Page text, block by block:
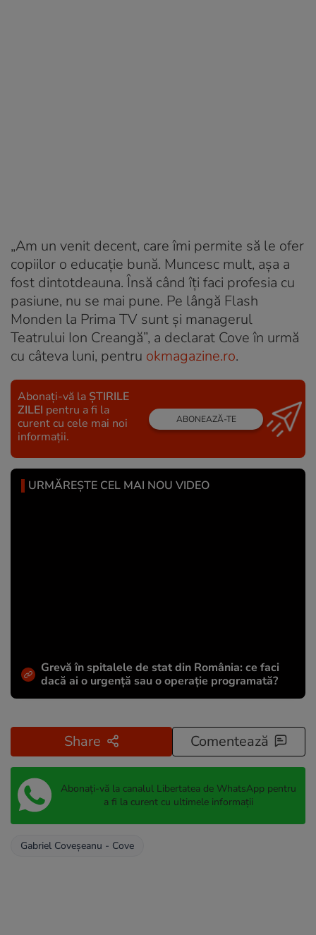
„Am un venit decent, care îmi permite să le ofer
copiilor o educaţie bună. Muncesc mult, aşa a
fost dintotdeauna. Însă când îţi faci profesia cu
pasiune, nu se mai pune. Pe lângă Flash
Monden la Prima TV sunt şi managerul
Teatrului Ion Creangă”, a declarat Cove în urmă
cu câteva luni, pentru okmagazine.ro.
Abonați-vă la ȘTIRILE
ZILEI pentru a fi la
curent cu cele mai noi
informații.
ABONEAZĂ-TE
URMĂREȘTE CEL MAI NOU VIDEO
Grevă în spitalele de stat din România: ce faci
dacă ai o urgență sau o operație programată?
Share Comentează
Abonați-vă la canalul Libertatea de WhatsApp pentru
a fi la curent cu ultimele informații
Gabriel Coveșeanu - Cove